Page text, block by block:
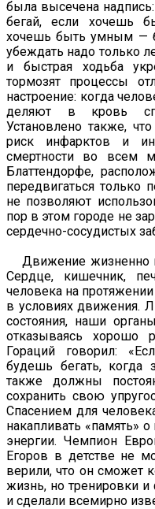
была высе­чена
бегай, если хо­чешь
хочешь быть умным —
убеждать надо только
и быстрая ходьба
тормозят процессы
настроение: когда
деляют в кровь
Установлено так­же,
риск инфарктов и
смертности во всем
Блаттендорфе,
передвигаться
не позволяют
пор в этом городе не
сердечно-со­судистых
Движение жизненно
Сер­дце, кишечник,
человека на
в условиях движения.
состояния, наши
отказываясь хорошо
Гораций говорил:
будешь бегать,
также должны
сохранить свою
Спасением для
накапливать «память»
энергии. Чемпион
Егоров в детстве не
верили, что он сможет
жизнь, но тренировки и
и сделали всемирно